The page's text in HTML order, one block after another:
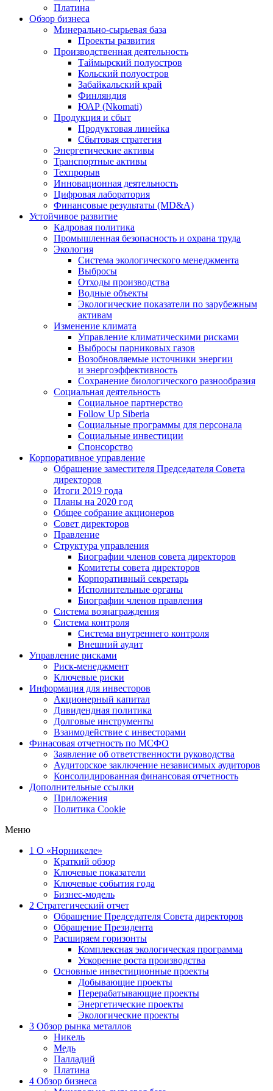
Платина
Обзор бизнеса
Минерально-сырьевая база
Проекты развития
Производственная деятельность
Таймырский полуостров
Кольский полуостров
Забайкальский край
Финляндия
ЮАР (Nkomati)
Продукция и сбыт
Продуктовая линейка
Сбытовая стратегия
Энергетические активы
Транспортные активы
Техпрорыв
Инновационная деятельность
Цифровая лаборатория
Финансовые результаты (MD&A)
Устойчивое развитие
Кадровая политика
Промышленная безопасность и охрана труда
Экология
Система экологического менеджмента
Выбросы
Отходы производства
Водные объекты
Экологические показатели по зарубежным
активам
Изменение климата
Управление климатическими рисками
Выбросы парниковых газов
Возобновляемые источники энергии
и энергоэффективность
Сохранение биологического разнообразия
Социальная деятельность
Социальное партнерство
Follow Up Siberia
Социальные программы для персонала
Социальные инвестиции
Спонсорство
Корпоративное управление
Обращение заместителя Председателя Совета
директоров
Итоги 2019 года
Планы на 2020 год
Общее собрание акционеров
Совет директоров
Правление
Структура управления
Биографии членов совета директоров
Комитеты совета директоров
Корпоративный секретарь
Исполнительные органы
Биографии членов правления
Система вознаграждения
Система контроля
Система внутреннего контроля
Внешний аудит
Управление рисками
Риск-менеджмент
Ключевые риски
Информация для инвесторов
Акционерный капитал
Дивидендная политика
Долговые инструменты
Взаимодействие с инвеcторами
Финасовая отчетность по МСФО
Заявление об ответственности руководства
Аудиторское заключение независимых аудиторов
Консолидированная финансовая отчетность
Дополнительные ссылки
Приложения
Политика Cookie
Меню
1 О «Норникеле»
Краткий обзор
Ключевые показатели
Ключевые события года
Бизнес-модель
2 Стратегический отчет
Обращение Председателя Совета директоров
Обращение Президента
Расширяем горизонты
Комплексная экологическая программа
Ускорение роста производства
Основные инвестиционные проекты
Добывающие проекты
Перерабатывающие проекты
Энергетические проекты
Экологические проекты
3 Обзор рынка металлов
Никель
Медь
Палладий
Платина
4 Обзор бизнеса